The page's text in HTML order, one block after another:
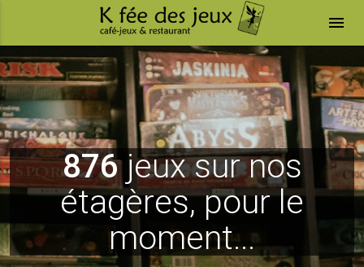
menu
876jeux sur nos
étagères, pour le
moment...